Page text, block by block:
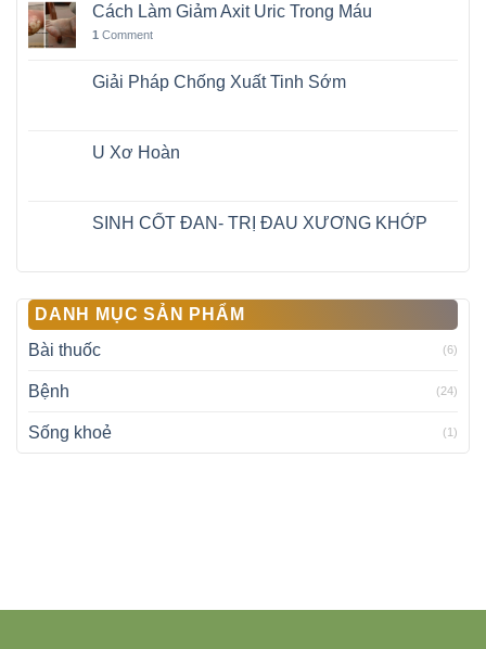
Cách Làm Giảm Axit Uric Trong Máu
1 Comment
Giải Pháp Chống Xuất Tinh Sớm
U Xơ Hoàn
SINH CỐT ĐAN- TRỊ ĐAU XƯƠNG KHỚP
DANH MỤC SẢN PHẨM
Bài thuốc
(6)
Bệnh (24)
Sống khoẻ (1)